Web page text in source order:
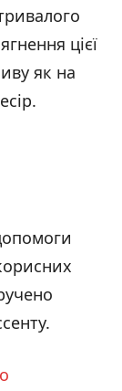
цієї
як на